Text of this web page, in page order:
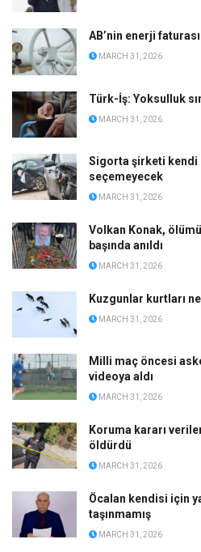
AB’nin enerji
MARCH 31, 2026
Türk-İş: Yoksulluk
MARCH 31, 2026
Sigorta şirketi kendi
seçemeyecek
MARCH 31, 2026
Volkan Konak,
başında anıldı
MARCH 31, 2026
Kuzgunlar kurtları
MARCH 31, 2026
Milli maç öncesi
videoya aldı
MARCH 31, 2026
Koruma kararı
öldürdü
MARCH 31, 2026
Öcalan kendisi için
taşınmamış
MARCH 31, 2026